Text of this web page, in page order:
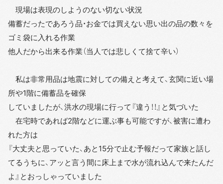
現場は表現のしようのない切ない状況
備蓄だったであろう品・お金では買えない思い出の品の数々を
ゴミ袋に入れる作業
他人だから出来る作業（当人では悲しくて捨て辛い）
私は非常用品は地震に対しての備えと考えて、玄関に近い場
所や1階に備蓄品を確保
していましたが、洪水の現場に行って『違う！！』と気づいた
在宅時であれば2階などに運ぶ事も可能ですが、被害に遭わ
れた方は
『大丈夫と思っていた、あと15分で止む予報だって家族と話し
てるうちに、アッと言う間に床上まで水が流れ込んで来たんだ
よ』とおっしゃっていました